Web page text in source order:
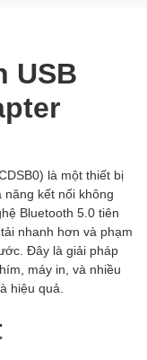
USB
là một thiết bị
kết nối không
Bluetooth 5.0 tiên
nhanh hơn và phạm
Đây là giải pháp
máy in, và nhiều
hiệu quả.